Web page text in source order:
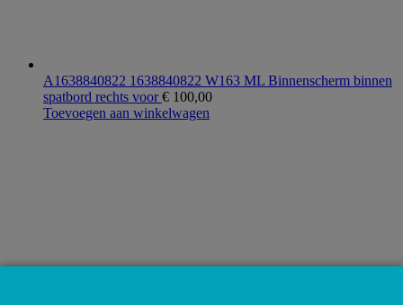
A1638840822 1638840822 W163 ML Binnenscherm binnen
spatbord rechts voor€ 100,00
Toevoegen aan winkelwagen